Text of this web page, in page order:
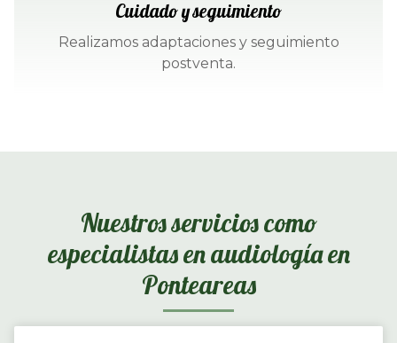
Cuidado y seguimiento
Realizamos adaptaciones y seguimiento
postventa.
Nuestros servicios como
especialistas en audiología en
Ponteareas